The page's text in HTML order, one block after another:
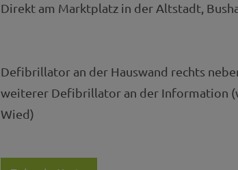
Direkt am Marktplatz in der Altstadt,
Defibrillator an der Hauswand rechts
weiterer Defibrillator an der Information
Wied)